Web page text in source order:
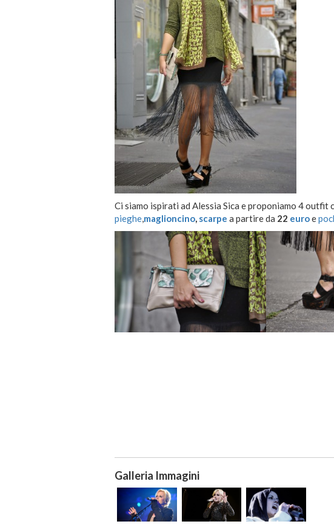
Ci siamo ispirati ad Alessia Sica e proponiamo 4 outfit
pieghe,maglioncino, scarpe a partire da 22 euroe
Galleria Immagini